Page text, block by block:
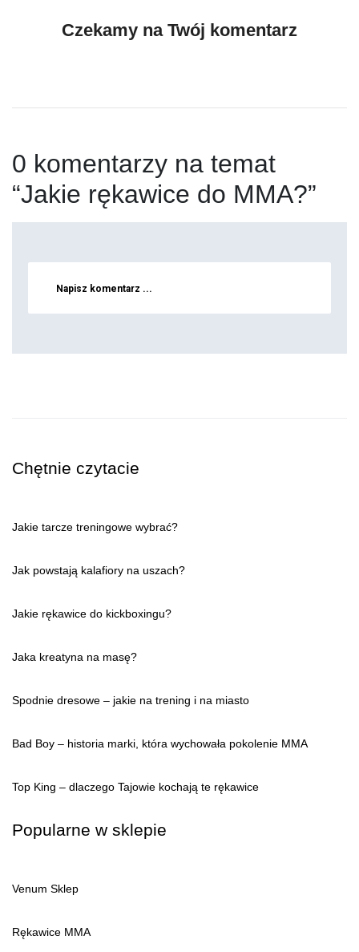
Czekamy na Twój komentarz
0 komentarzy na temat
“Jakie rękawice do MMA?”
Napisz komentarz ...
Chętnie czytacie
Jakie tarcze treningowe wybrać?
Jak powstają kalafiory na uszach?
Jakie rękawice do kickboxingu?
Jaka kreatyna na masę?
Spodnie dresowe – jakie na trening i na miasto
Bad Boy – historia marki, która wychowała pokolenie MMA
Top King – dlaczego Tajowie kochają te rękawice
Popularne w sklepie
Venum Sklep
Rękawice MMA